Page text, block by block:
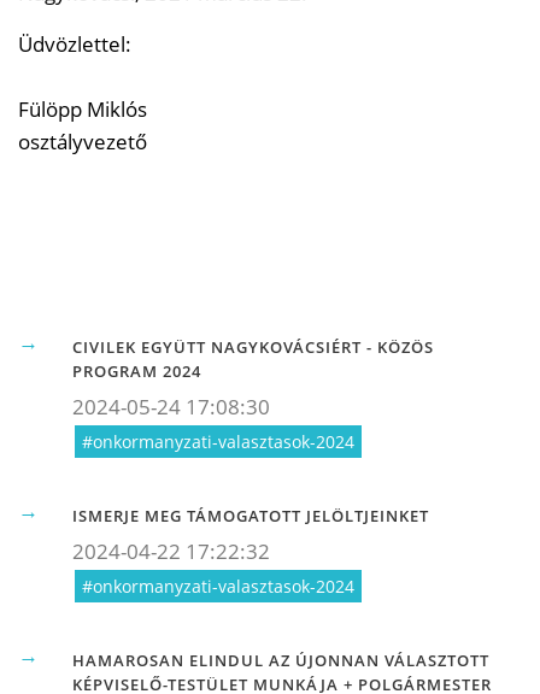
Üdvözlettel:
Fülöpp Miklós
osztályvezető
CIVILEK EGYÜTT NAGYKOVÁCSIÉRT - KÖZÖS
PROGRAM 2024
#onkormanyzati-valasztasok-2024
2024-05-24 17:08:30
ISMERJE MEG TÁMOGATOTT JELÖLTJEINKET
#onkormanyzati-valasztasok-2024
2024-04-22 17:22:32
HAMAROSAN ELINDUL AZ ÚJONNAN VÁLASZTOTT
KÉPVISELŐ-TESTÜLET MUNKÁJA + POLGÁRMESTER